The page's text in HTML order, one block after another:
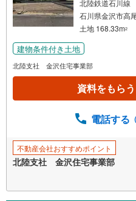
条
件
マ
イ
ペ
ジ
存
す
北陸鉄道石川線
石川県金沢市高
土地 168.33m2
建物条件付き土地
北陸支社 金沢住宅事業部
資料をもらう
電話する
不動産会社おすすめポイント
北陸支社 金沢住宅事業部